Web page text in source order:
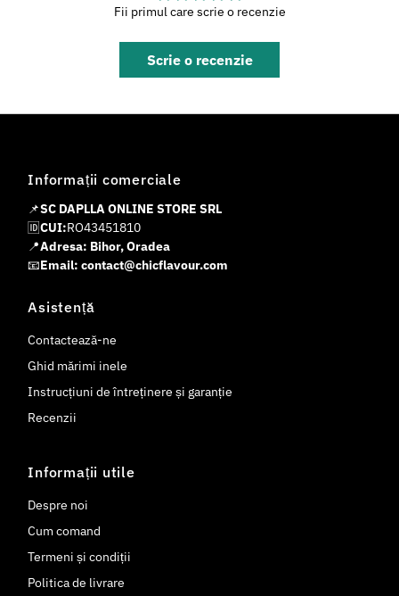
Fii primul care scrie o recenzie
Scrie o recenzie
Informații comerciale
📌SC DAPLLA ONLINE STORE SRL
🆔CUI:RO43451810
📍Adresa: Bihor, Oradea
📧Email: contact@chicflavour.com
Asistență
Contactează-ne
Ghid mărimi inele
Instrucțiuni de întreținere și garanție
Recenzii
Informații utile
Despre noi
Cum comand
Termeni și condiții
Politica de livrare